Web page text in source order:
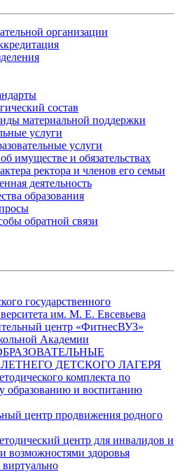
организации
состав
материальной поддержки
услуги
услуги
имуществе и обязательствах
ректора и членов его семьи
деятельность
образования
обратной связи
государственного
им. М. Е. Евсевьева
центр «ФитнесВУЗ»
Академии
ДЕТСКОГО ЛАГЕРЯ
комплекта по
образованию и воспитанию
центр продвижения родного
центр для инвалидов и
возможностями здоровья